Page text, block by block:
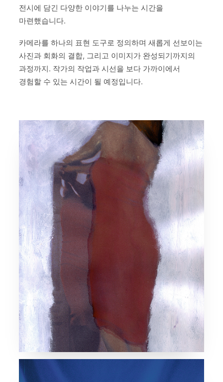
전시에 담긴 다양한 이야기를 나누는 시간을
마련했습니다.
카메라를 하나의 표현 도구로 정의하며 새롭게 선보이는
사진과 회화의 결합, 그리고 이미지가 완성되기까지의
과정까지. 작가의 작업과 시선을 보다 가까이에서
경험할 수 있는 시간이 될 예정입니다.